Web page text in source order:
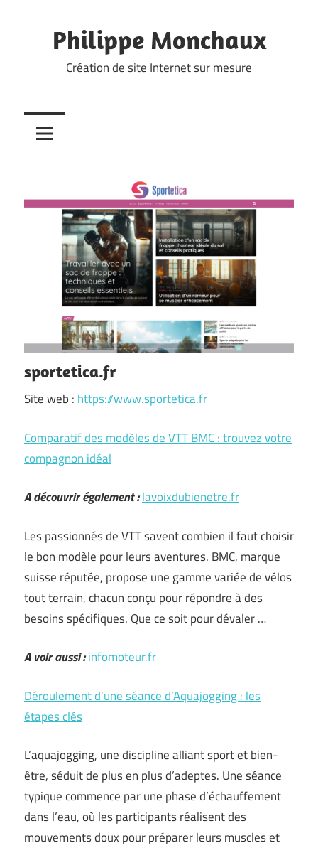
contentPhilippe Monchaux
Création de site Internet sur mesure
sportetica.fr
Site web : https://www.sportetica.fr
Comparatif des modèles de VTT BMC : trouvez votre
compagnon idéal
A découvrir également :lavoixdubienetre.fr
Les passionnés de VTT savent combien il faut choisir
le bon modèle pour leurs aventures. BMC, marque
suisse réputée, propose une gamme variée de vélos
tout terrain, chacun conçu pour répondre à des
besoins spécifiques. Que ce soit pour dévaler …
A voir aussi :infomoteur.fr
Déroulement d’une séance d’Aquajogging : les
étapes clés
L’aquajogging, une discipline alliant sport et bien-
être, séduit de plus en plus d’adeptes. Une séance
typique commence par une phase d’échauffement
dans l’eau, où les participants réalisent des
mouvements doux pour préparer leurs muscles et